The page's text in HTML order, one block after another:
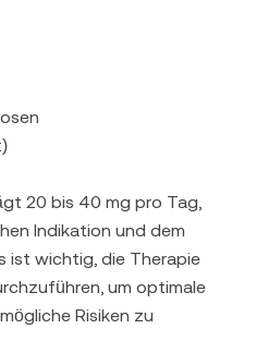
20 bis 40 mg pro Tag,
Indikation und dem
ist wichtig, die Therapie
um optimale
Risiken zu